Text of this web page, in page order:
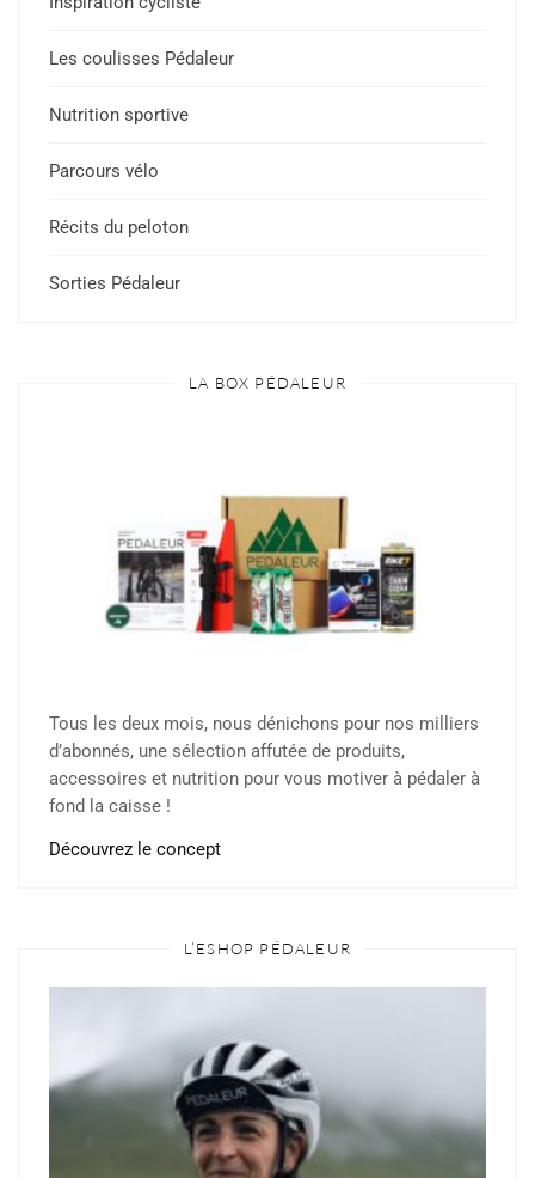
Les coulisses Pédaleur
Nutrition sportive
Parcours vélo
Récits du peloton
Sorties Pédaleur
LA BOX PÉDALEUR
Tous les deux mois, nous dénichons pour nos milliers
d’abonnés, une sélection affutée de produits,
accessoires et nutrition pour vous motiver à pédaler à
fond la caisse !
Découvrez le concept
L’ESHOP PÉDALEUR